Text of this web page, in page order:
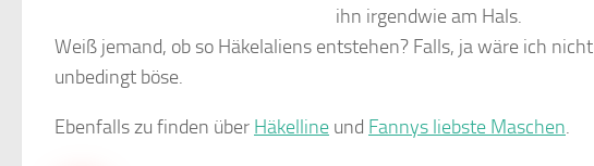
ihn irgendwie am Hals.
Weiß jemand, ob so Häkelaliens entstehen? Falls, ja wäre ich nicht
unbedingt böse.
Ebenfalls zu finden über Häkelline und Fannys liebste Maschen.